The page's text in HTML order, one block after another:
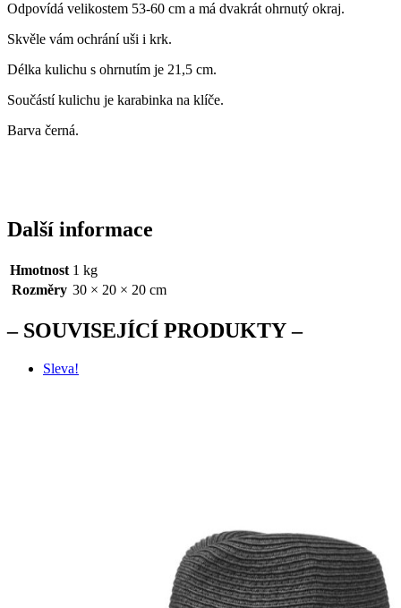
Odpovídá velikostem 53-60 cm a má dvakrát ohrnutý okraj.
Skvěle vám ochrání uši i krk.
Délka kulichu s ohrnutím je 21,5 cm.
Součástí kulichu je karabinka na klíče.
Barva černá.
Další informace
Hmotnost 1 kg
Rozměry 30 × 20 × 20 cm
SOUVISEJÍCÍ PRODUKTY
Sleva!